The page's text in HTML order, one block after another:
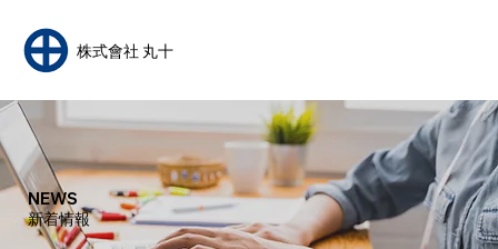
​株式會社 丸十
NEWS
​新着情報